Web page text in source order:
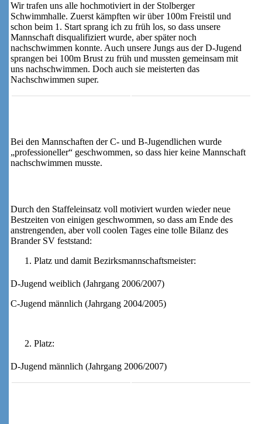
Wir trafen uns alle hochmotiviert in der Stolberger
Schwimmhalle. Zuerst kämpften wir über 100m Freistil und
schon beim 1. Start sprang ich zu früh los, so dass unsere
Mannschaft disqualifiziert wurde, aber später noch
nachschwimmen konnte. Auch unsere Jungs aus der D-Jugend
sprangen bei 100m Brust zu früh und mussten gemeinsam mit
uns nachschwimmen. Doch auch sie meisterten das
Nachschwimmen super.
Bei den Mannschaften der C- und B-Jugendlichen wurde
„professioneller“ geschwommen, so dass hier keine Mannschaft
nachschwimmen musste.
Durch den Staffeleinsatz voll motiviert wurden wieder neue
Bestzeiten von einigen geschwommen, so dass am Ende des
anstrengenden, aber voll coolen Tages eine tolle Bilanz des
Brander SV feststand:
Platz und damit Bezirksmannschaftsmeister:
D-Jugend weiblich (Jahrgang 2006/2007)
C-Jugend männlich (Jahrgang 2004/2005)
Platz:
D-Jugend männlich (Jahrgang 2006/2007)